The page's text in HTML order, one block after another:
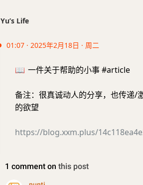
Yu’s Life
01:07 · 2025年2月18日 · 周二
📖 一件关于帮助的小事 #article
备注：很真诚动人的分享，也传递
的欲望
https://blog.xxm.plus/